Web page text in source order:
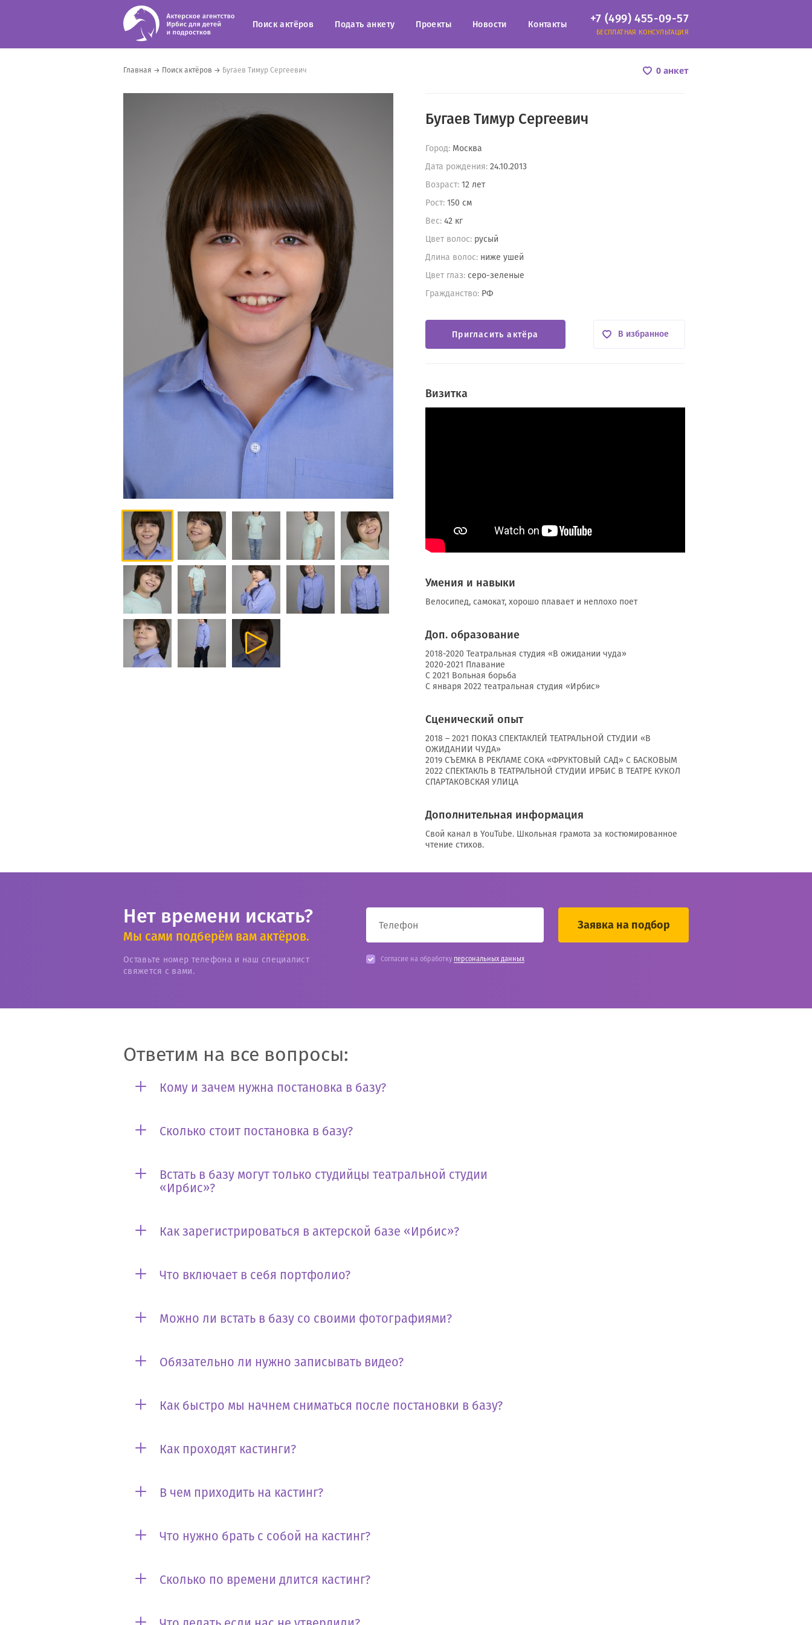
Поиск актёров Подать анкету Проекты Новости Контакты +7 (499) 455-09-57
БЕСПЛАТНАЯ КОНСУЛЬТАЦИЯ
Главная → Поиск актёров → Бугаев Тимур Сергеевич 0 анкет
Бугаев Тимур Сергеевич
Город: Москва
Дата рождения: 24.10.2013
Возраст: 12 лет
Рост: 150 см
Вес: 42 кг
Цвет волос: русый
Длина волос: ниже ушей
Цвет глаз: серо-зеленые
Гражданство: РФ
Пригласить актёра В избранное
Визитка
Умения и навыки
Велосипед, самокат, хорошо плавает и неплохо поет
Доп. образование
2018-2020 Театральная студия «В ожидании чуда»
2020-2021 Плавание
С 2021 Вольная борьба
С января 2022 театральная студия «Ирбис»
Сценический опыт
2018 – 2021 ПОКАЗ СПЕКТАКЛЕЙ ТЕАТРАЛЬНОЙ СТУДИИ «В
ОЖИДАНИИ ЧУДА»
2019 СЪЕМКА В РЕКЛАМЕ СОКА «ФРУКТОВЫЙ САД» С БАСКОВЫМ
2022 СПЕКТАКЛЬ В ТЕАТРАЛЬНОЙ СТУДИИ ИРБИС В ТЕАТРЕ КУКОЛ
СПАРТАКОВСКАЯ УЛИЦА
Дополнительная информация
Свой канал в YouTube. Школьная грамота за костюмированное
чтение стихов.
Нет времени искать?
Мы сами подберём вам актёров.
Оставьте номер телефона и наш специалист
свяжется с вами.
Согласие на обработку персональных данных
Ответим на все вопросы:
Кому и зачем нужна постановка в базу?
Сколько стоит постановка в базу?
Встать в базу могут только студийцы театральной студии
«Ирбис»?
Как зарегистрироваться в актерской базе «Ирбис»?
Что включает в себя портфолио?
Можно ли встать в базу со своими фотографиями?
Обязательно ли нужно записывать видео?
Как быстро мы начнем сниматься после постановки в базу?
Как проходят кастинги?
В чем приходить на кастинг?
Что нужно брать с собой на кастинг?
Сколько по времени длится кастинг?